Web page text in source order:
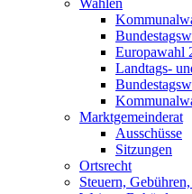
Wahlen
Europawahl
Landtags-
Marktgemeinderat
Ausschüsse
Sitzungen
Ortsrecht
Steuern,